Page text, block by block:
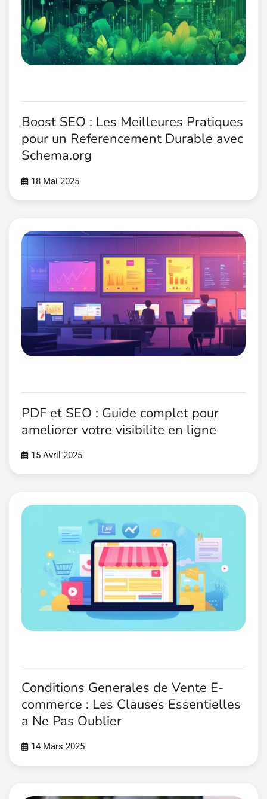
Boost SEO : Les Meilleures Pratiques
pour un Referencement Durable avec
Schema.org
18 Mai 2025
PDF et SEO : Guide complet pour
ameliorer votre visibilite en ligne
15 Avril 2025
Conditions Generales de Vente E-
commerce : Les Clauses Essentielles
a Ne Pas Oublier
14 Mars 2025